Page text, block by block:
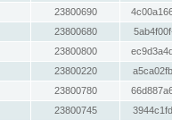
23800690
23800680
23800800
23800220
23800780
23800745